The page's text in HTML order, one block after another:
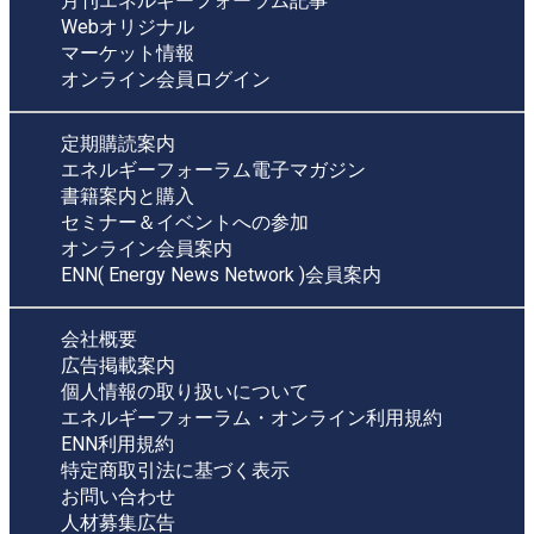
Webオリジナル
マーケット情報
オンライン会員ログイン
定期購読案内
エネルギーフォーラム電子マガジン
書籍案内と購入
セミナー＆イベントへの参加
オンライン会員案内
ENN( Energy News Network )会員案内
会社概要
広告掲載案内
個人情報の取り扱いについて
エネルギーフォーラム・オンライン利用規約
ENN利用規約
特定商取引法に基づく表示
お問い合わせ
人材募集広告